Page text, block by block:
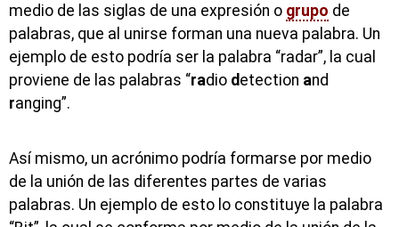
medio de las siglas de una expresión o grupo de
palabras, que al unirse forman una nueva palabra. Un
ejemplo de esto podría ser la palabra “radar”, la cual
proviene de las palabras “radio detection and
ranging”.
Así mismo, un acrónimo podría formarse por medio
de la unión de las diferentes partes de varias
palabras. Un ejemplo de esto lo constituye la palabra